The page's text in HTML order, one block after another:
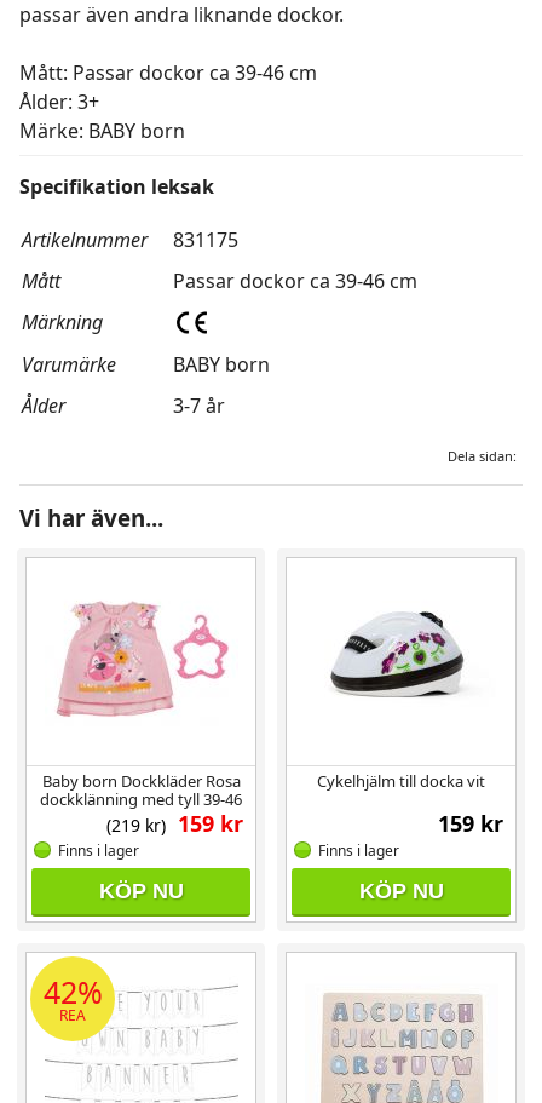
passar även andra liknande dockor.
Mått: Passar dockor ca 39-46 cm
Ålder: 3+
Märke: BABY born
Specifikation leksak
Artikelnummer
831175
Mått
Passar dockor ca 39-46 cm
Märkning
Varumärke
BABY born
Ålder
3-7 år
Dela sidan:
Vi har även...
Baby born Dockkläder Rosa
dockklänning med tyll 39-46
cm
159 kr
(219 kr)
Finns i lager
KÖP NU
Cykelhjälm till docka vit
159 kr
Finns i lager
KÖP NU
42%
REA